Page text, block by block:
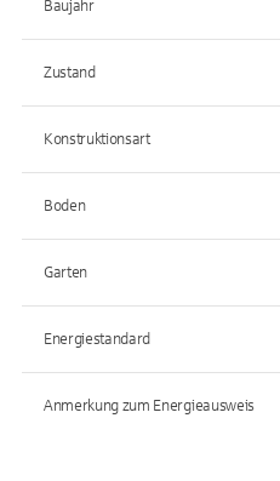
Baujahr
Zustand
Konstruktionsart
Boden
Garten
Energiestandard
Anmerkung zum Energieausweis